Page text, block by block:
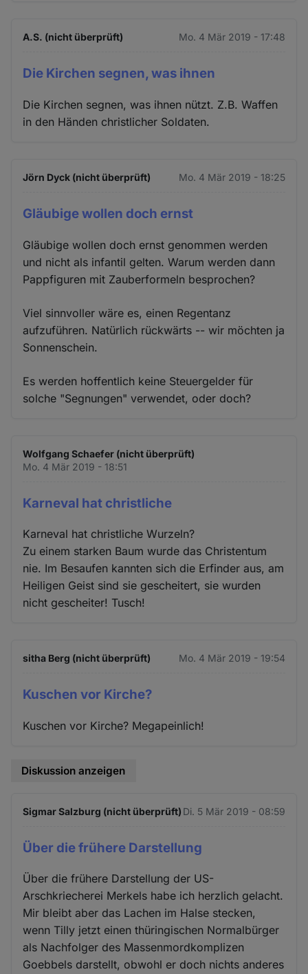
A.S. (nicht überprüft) Mo. 4 Mär 2019 - 17:48
Die Kirchen segnen, was ihnen
Die Kirchen segnen, was ihnen nützt. Z.B. Waffen
in den Händen christlicher Soldaten.
Jörn Dyck (nicht überprüft) Mo. 4 Mär 2019 - 18:25
Gläubige wollen doch ernst
Gläubige wollen doch ernst genommen werden
und nicht als infantil gelten. Warum werden dann
Pappfiguren mit Zauberformeln besprochen?
Viel sinnvoller wäre es, einen Regentanz
aufzuführen. Natürlich rückwärts -- wir möchten ja
Sonnenschein.
Es werden hoffentlich keine Steuergelder für
solche "Segnungen" verwendet, oder doch?
Wolfgang Schaefer (nicht überprüft)
Mo. 4 Mär 2019 - 18:51
Karneval hat christliche
Karneval hat christliche Wurzeln?
Zu einem starken Baum wurde das Christentum
nie. Im Besaufen kannten sich die Erfinder aus, am
Heiligen Geist sind sie gescheitert, sie wurden
nicht gescheiter! Tusch!
sitha Berg (nicht überprüft) Mo. 4 Mär 2019 - 19:54
Kuschen vor Kirche?
Kuschen vor Kirche? Megapeinlich!
Diskussion anzeigen
Sigmar Salzburg (nicht überprüft) Di. 5 Mär 2019 - 08:59
Über die frühere Darstellung
Über die frühere Darstellung der US-
Arschkriecherei Merkels habe ich herzlich gelacht.
Mir bleibt aber das Lachen im Halse stecken,
wenn Tilly jetzt einen thüringischen Normalbürger
als Nachfolger des Massenmordkomplizen
Goebbels darstellt, obwohl er doch nichts anderes